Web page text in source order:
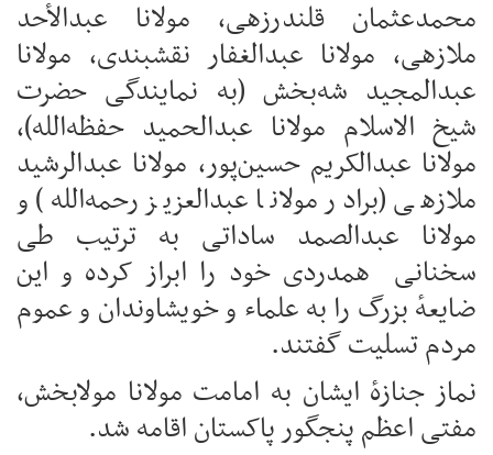
محمدعثمان قلندرزهی، مولانا عبدالأحد
ملازهی، مولانا عبدالغفار نقشبندی، مولانا
عبدالمجید شه‌بخش (به نمایندگی حضرت
شیخ الاسلام مولانا عبدالحمید حفظه‌الله)،
مولانا عبدالکریم حسین‌پور، مولانا عبدالرشید
ملازهی (برادر مولانا عبدالعزیز رحمه‌الله) و
مولانا عبدالصمد ساداتی به ترتیب طی
سخنانی همدردی خود را ابراز کرده و این
ضایعهٔ بزرگ را به علماء و خویشاوندان و عموم
مردم تسلیت گفتند.
نماز جنازهٔ ایشان به امامت مولانا مولابخش،
مفتی اعظم پنجگور پاکستان اقامه شد.